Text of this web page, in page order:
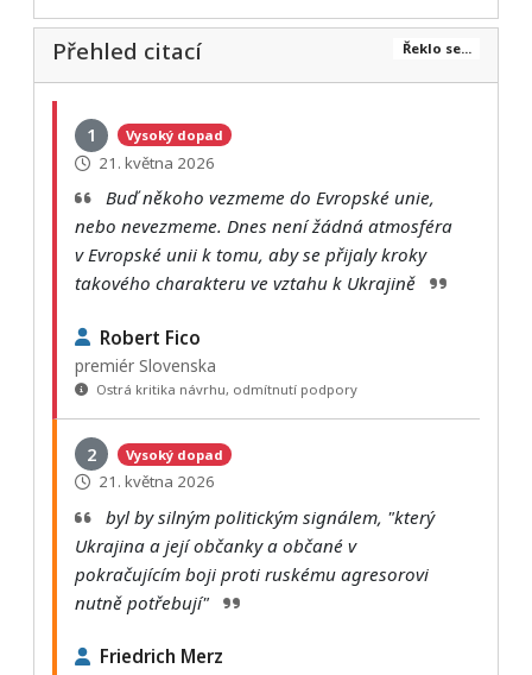
Řeklo se...
Přehled citací
1 Vysoký dopad
21. května 2026
Buď někoho vezmeme do Evropské unie,
nebo nevezmeme. Dnes není žádná atmosféra
v Evropské unii k tomu, aby se přijaly kroky
takového charakteru ve vztahu k Ukrajině
Robert Fico
premiér Slovenska
Ostrá kritika návrhu, odmítnutí podpory
2 Vysoký dopad
21. května 2026
byl by silným politickým signálem, "který
Ukrajina a její občanky a občané v
pokračujícím boji proti ruskému agresorovi
nutně potřebují"
Friedrich Merz